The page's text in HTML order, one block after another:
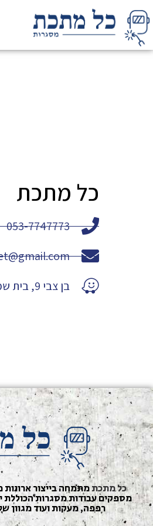
כל מתכת
053-7747773
בן צבי 9, בית שמש
כל מתכתמתמחה בייצור ארונות
מספקים עבודות מסגרות הכוללת
רפפה, מעקות ועוד מגוון